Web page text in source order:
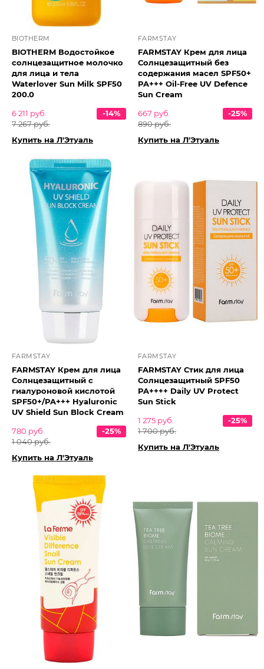
BIOTHERM
BIOTHERM Водостойкое
солнцезащитное молочко
для лица и тела
Waterlover Sun Milk SPF50
200.0
6 211 руб.
7 267 руб.
-14%
Купить на Л'Этуаль
FARMSTAY
FARMSTAY Крем для лица
Солнцезащитный без
содержания масел SPF50+
PA+++ Oil-Free UV Defence
Sun Cream
667 руб.
890 руб.
-25%
Купить на Л'Этуаль
FARMSTAY
FARMSTAY Крем для лица
Солнцезащитный с
гиалуроновой кислотой
SPF50+/PA+++ Hyaluronic
UV Shield Sun Block Cream
780 руб.
1 040 руб.
-25%
Купить на Л'Этуаль
FARMSTAY
FARMSTAY Стик для лица
Солнцезащитный SPF50
PA++++ Daily UV Protect
Sun Stick
1 275 руб.
1 700 руб.
-25%
Купить на Л'Этуаль